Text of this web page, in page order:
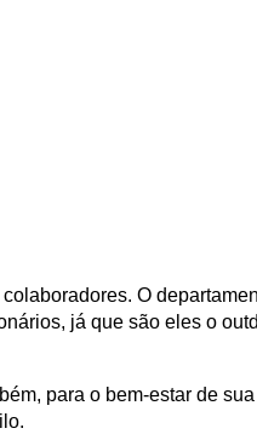
O
já que são eles o
para o bem-estar de